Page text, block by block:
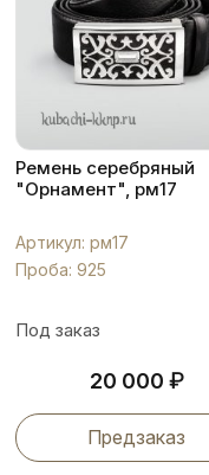
Ремень серебряный
"Орнамент", рм17
Артикул: рм17
Проба: 925
Под заказ
20 000 ₽
Предзаказ